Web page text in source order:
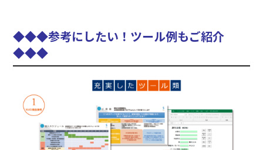
◆◆◆参考にしたい！ツール例もご紹介
◆◆◆